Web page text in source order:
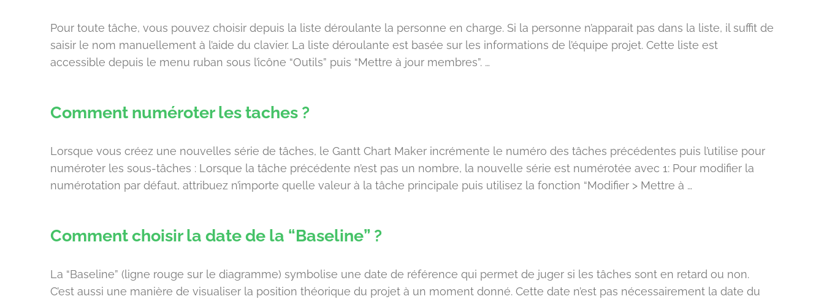
Pour toute tâche, vous pouvez choisir depuis la liste déroulante la personne en charge. Si la personne n’apparait pas dans la liste, il suffit de
saisir le nom manuellement à l’aide du clavier. La liste déroulante est basée sur les informations de l’équipe projet. Cette liste est
accessible depuis le menu ruban sous l’icône “Outils” puis “Mettre à jour membres”. …
Comment numéroter les taches ?
Lorsque vous créez une nouvelles série de tâches, le Gantt Chart Maker incrémente le numéro des tâches précédentes puis l’utilise pour
numéroter les sous-tâches : Lorsque la tâche précédente n’est pas un nombre, la nouvelle série est numérotée avec 1: Pour modifier la
numérotation par défaut, attribuez n’importe quelle valeur à la tâche principale puis utilisez la fonction “Modifier > Mettre à …
Comment choisir la date de la “Baseline” ?
La “Baseline” (ligne rouge sur le diagramme) symbolise une date de référence qui permet de juger si les tâches sont en retard ou non.
C’est aussi une manière de visualiser la position théorique du projet à un moment donné. Cette date n’est pas nécessairement la date du